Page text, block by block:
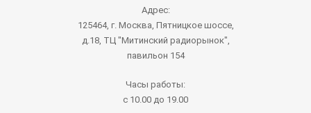
Адрес:
125464, г. Москва, Пятницкое шоссе,
д.18, ТЦ "Митинский радиорынок",
павильон 154
Часы работы:
с 10.00 до 19.00